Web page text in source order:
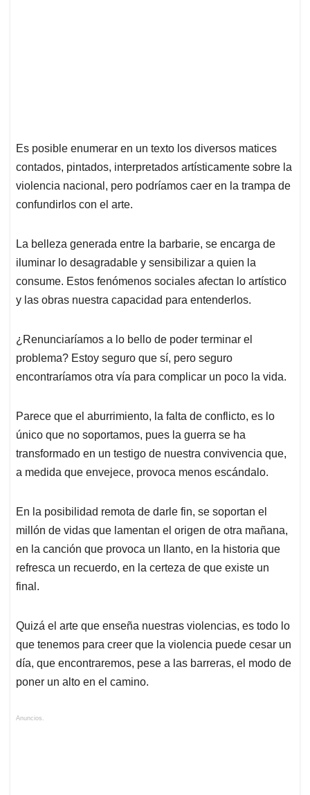
Es posible enumerar en un texto los diversos matices
contados, pintados, interpretados artísticamente sobre la
violencia nacional, pero podríamos caer en la trampa de
confundirlos con el arte.
La belleza generada entre la barbarie, se encarga de
iluminar lo desagradable y sensibilizar a quien la
consume. Estos fenómenos sociales afectan lo artístico
y las obras nuestra capacidad para entenderlos.
¿Renunciaríamos a lo bello de poder terminar el
problema? Estoy seguro que sí, pero seguro
encontraríamos otra vía para complicar un poco la vida.
Parece que el aburrimiento, la falta de conflicto, es lo
único que no soportamos, pues la guerra se ha
transformado en un testigo de nuestra convivencia que,
a medida que envejece, provoca menos escándalo.
En la posibilidad remota de darle fin, se soportan el
millón de vidas que lamentan el origen de otra mañana,
en la canción que provoca un llanto, en la historia que
refresca un recuerdo, en la certeza de que existe un
final.
Quizá el arte que enseña nuestras violencias, es todo lo
que tenemos para creer que la violencia puede cesar un
día, que encontraremos, pese a las barreras, el modo de
poner un alto en el camino.
Anuncios.